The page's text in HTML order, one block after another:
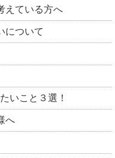
えている方へ
について
いこと３選！
へ